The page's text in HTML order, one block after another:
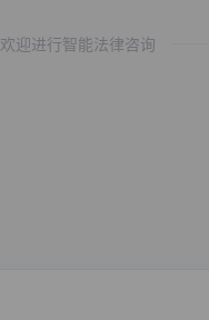
欢迎进行智能法律咨询